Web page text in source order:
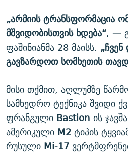
„არმიის ტრანსფორმაცია
მშვიდობისთვის ხდება“, —
ფაშინიანმა 28 მაისს.
გავზარდოთ სომხეთის
მისი თქმით, აღლუმზე
სამხედრო ტექნიკა შვიდი
ფრანგული Bastion-ის
ამერიკული M2ტიპის
რუსული Mi-17